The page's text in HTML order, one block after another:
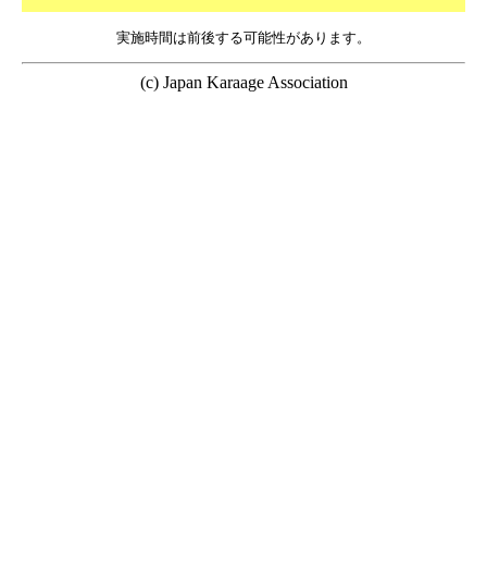
実施時間は前後する可能性があります。
(c) Japan Karaage Association